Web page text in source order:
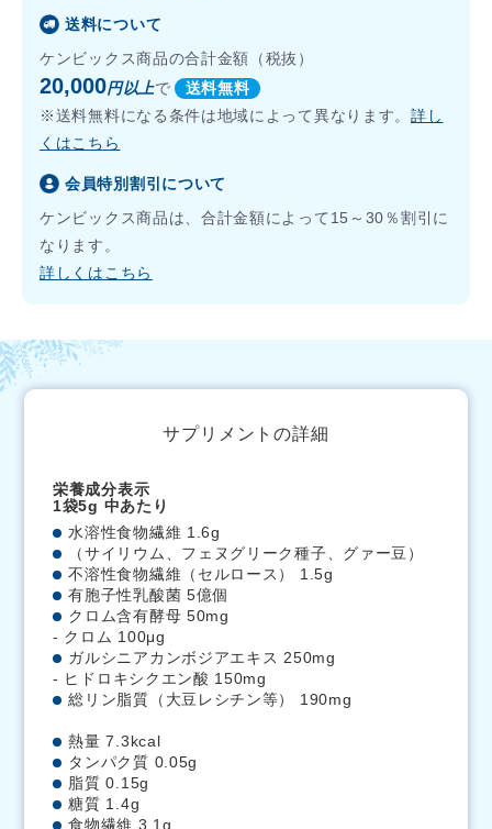
送料について
ケンビックス商品の合計金額（税抜）
20,000円以上で
送料無料
※送料無料になる条件は地域によって異なります。詳し
くはこちら
会員特別割引について
ケンビックス商品は、合計金額によって15～30％割引に
なります。
詳しくはこちら
サプリメントの詳細
栄養成分表示
1袋5g 中あたり
水溶性食物繊維 1.6g
（サイリウム、フェヌグリーク種子、グァー豆）
不溶性食物繊維（セルロース） 1.5g
有胞子性乳酸菌 5億個
クロム含有酵母 50mg
- クロム 100μg
ガルシニアカンボジアエキス 250mg
- ヒドロキシクエン酸 150mg
総リン脂質（大豆レシチン等） 190mg
熱量 7.3kcal
タンパク質 0.05g
脂質 0.15g
糖質 1.4g
食物繊維 3.1g